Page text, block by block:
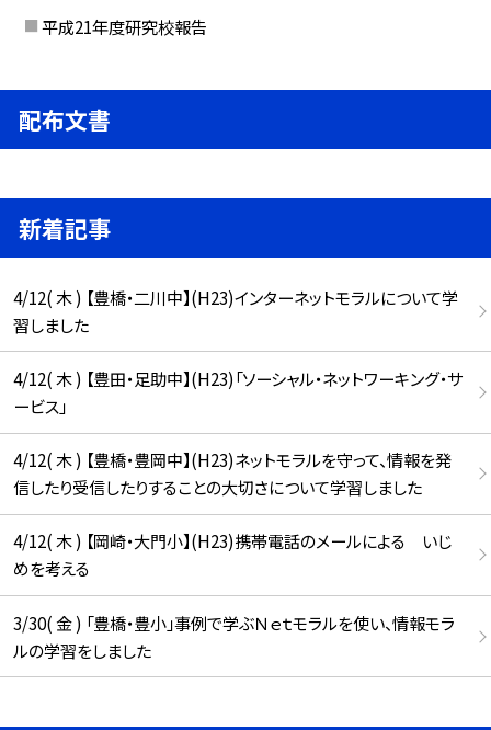
平成21年度研究校報告
配布文書
新着記事
4/12( 木 ) 【豊橋・二川中】(H23)インターネットモラルについて学
習しました
4/12( 木 ) 【豊田・足助中】(H23)「ソーシャル・ネットワーキング・サ
ービス」
4/12( 木 ) 【豊橋・豊岡中】(H23)ネットモラルを守って、情報を発
信したり受信したりすることの大切さについて学習しました
4/12( 木 ) 【岡崎・大門小】(H23)携帯電話のメールによる いじ
めを考える
3/30( 金 ) 「豊橋・豊小」事例で学ぶＮｅｔモラルを使い、情報モラ
ルの学習をしました